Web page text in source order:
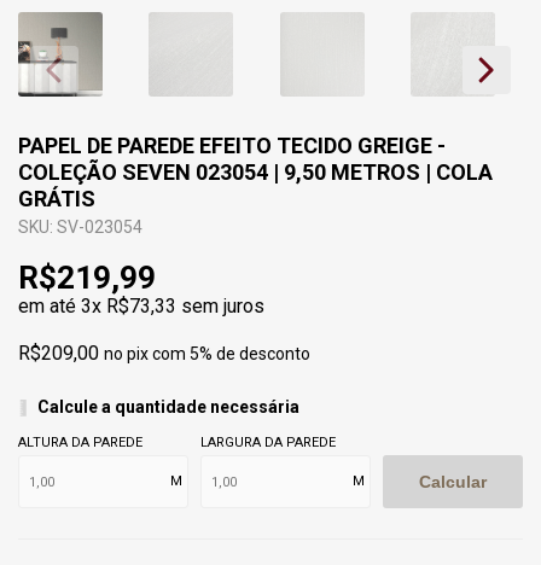
PAPEL DE PAREDE EFEITO TECIDO GREIGE -
COLEÇÃO SEVEN 023054 | 9,50 METROS | COLA
GRÁTIS
SKU: SV-023054
R$219,99
em até 3x R$73,33 sem juros
R$209,00 no pix com 5% de desconto
Calcule a quantidade necessária
ALTURA DA PAREDE
M
LARGURA DA PAREDE
M Calcular